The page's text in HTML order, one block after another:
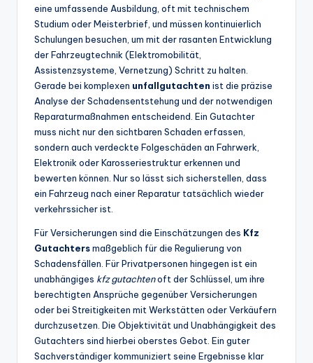
eine umfassende Ausbildung, oft mit technischem
Studium oder Meisterbrief, und müssen kontinuierlich
Schulungen besuchen, um mit der rasanten Entwicklung
der Fahrzeugtechnik (Elektromobilität,
Assistenzsysteme, Vernetzung) Schritt zu halten.
Gerade bei komplexen unfallgutachten ist die präzise
Analyse der Schadensentstehung und der notwendigen
Reparaturmaßnahmen entscheidend. Ein Gutachter
muss nicht nur den sichtbaren Schaden erfassen,
sondern auch verdeckte Folgeschäden an Fahrwerk,
Elektronik oder Karosseriestruktur erkennen und
bewerten können. Nur so lässt sich sicherstellen, dass
ein Fahrzeug nach einer Reparatur tatsächlich wieder
verkehrssicher ist.
Für Versicherungen sind die Einschätzungen des Kfz
Gutachtersmaßgeblich für die Regulierung von
Schadensfällen. Für Privatpersonen hingegen ist ein
unabhängiges kfz gutachtenoft der Schlüssel, um ihre
berechtigten Ansprüche gegenüber Versicherungen
oder bei Streitigkeiten mit Werkstätten oder Verkäufern
durchzusetzen. Die Objektivität und Unabhängigkeit des
Gutachters sind hierbei oberstes Gebot. Ein guter
Sachverständiger kommuniziert seine Ergebnisse klar